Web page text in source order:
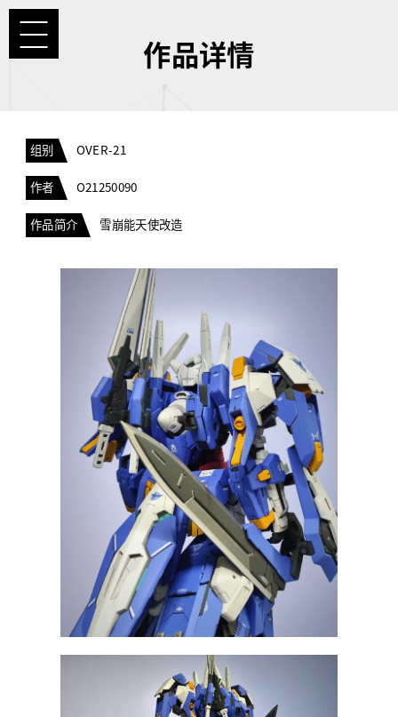
作品详情
组别 OVER-21
作者 O21250090
作品简介 雪崩能天使改造